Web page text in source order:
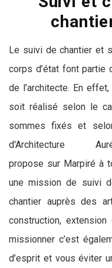
Le suivi de chantier et
corps d’état font partie
de l’architecte. En
soit réalisé selon le
sommes fixés et
d'Architecture
propose sur Marpiré à
une mission de suivi
chantier auprès des
construction,
missionner c’est
d’esprit et vous éviter